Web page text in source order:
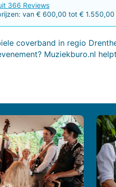
366 Reviews
van € 600,00 tot €
coverband in regio
Muziekburo.nl